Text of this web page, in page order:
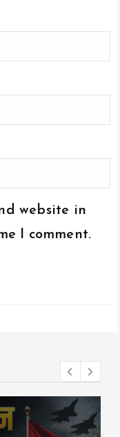
website in
I comment.